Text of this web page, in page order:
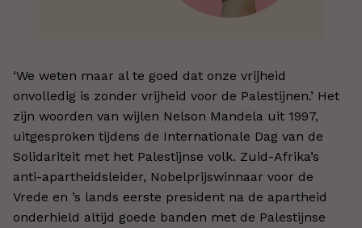
‘We weten maar al te goed dat onze vrijheid
onvolledig is zonder vrijheid voor de Palestijnen.’ Het
zijn woorden van wijlen Nelson Mandela uit 1997,
uitgesproken tijdens de Internationale Dag van de
Solidariteit met het Palestijnse volk. Zuid-Afrika’s
anti-apartheidsleider, Nobelprijswinnaar voor de
Vrede en ’s lands eerste president na de apartheid
onderhield altijd goede banden met de Palestijnse